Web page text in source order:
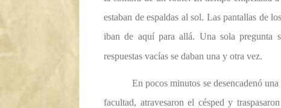
estaban de espaldas al sol. Las pantallas de
iban de aquí para allá. Una sola pregunta
respuestas vacías se daban una y otra vez.
En pocos minutos se desencadenó
facultad, atravesaron el césped y